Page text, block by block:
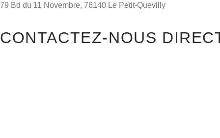
79 Bd du 11 Novembre, 76140 Le Petit-Quevilly
CONTACTEZ-NOUS